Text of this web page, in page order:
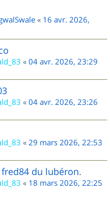
« 16 avr. 2026,
« 04 avr. 2026, 23:29
« 04 avr. 2026, 23:26
« 29 mars 2026, 22:53
du lubéron.
« 18 mars 2026, 22:25